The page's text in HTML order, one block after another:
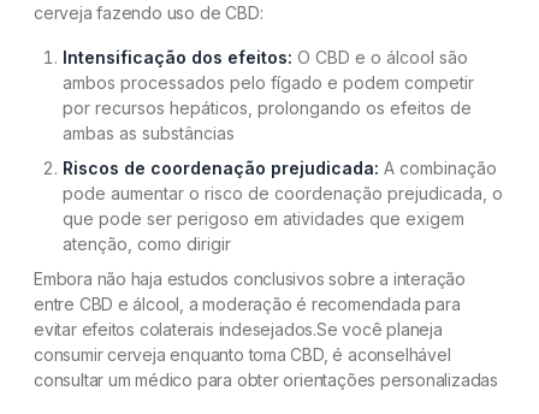
cerveja fazendo uso de CBD:
Intensificação dos efeitos: O CBD e o álcool são
ambos processados pelo fígado e podem competir
por recursos hepáticos, prolongando os efeitos de
ambas as substâncias
Riscos de coordenação prejudicada: A combinação
pode aumentar o risco de coordenação prejudicada, o
que pode ser perigoso em atividades que exigem
atenção, como dirigir
Embora não haja estudos conclusivos sobre a interação
entre CBD e álcool, a moderação é recomendada para
evitar efeitos colaterais indesejados.Se você planeja
consumir cerveja enquanto toma CBD, é aconselhável
consultar um médico para obter orientações personalizadas